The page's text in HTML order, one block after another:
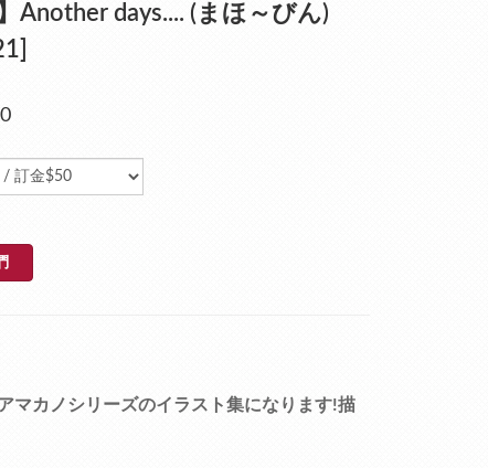
Another days.... (まほ～びん)
マカノシリーズのイラスト集になります!描